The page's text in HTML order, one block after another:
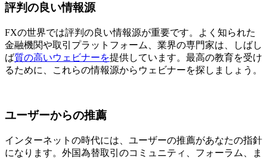
評判の良い情報源
FXの世界では評判の良い情報源が重要です。よく知られた
金融機関や取引プラットフォーム、業界の専門家は、しばし
ば質の高いウェビナーを提供しています。最高の教育を受け
るために、これらの情報源からウェビナーを探しましょう。
ユーザーからの推薦
インターネットの時代には、ユーザーの推薦があなたの指針
になります。外国為替取引のコミュニティ、フォーラム、ま